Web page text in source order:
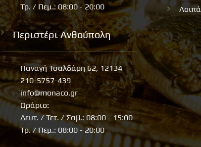
Τρ. / Πεμ.: 08:00 - 20:00
Περιστέρι Ανθούπολη
Παναγή Τσαλδάρη 62, 12134
210-5757-439
info@monaco.gr
Ωράριο:
Δευτ. / Τετ. / Σαβ.: 08:00 - 15:00
Τρ. / Πεμ.: 08:00 - 20:00
Λοιπά